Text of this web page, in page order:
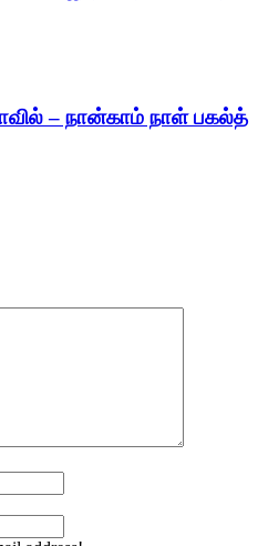
– நான்காம் நாள் பகல்த்